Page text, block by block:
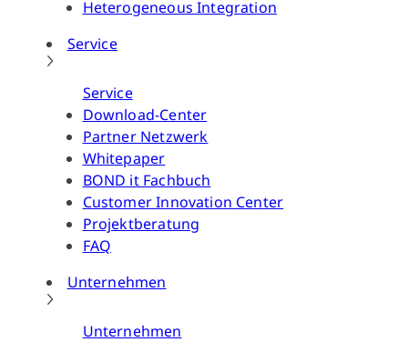
Heterogeneous Integration
Service
Service
Download-Center
Partner Netzwerk
Whitepaper
BOND it Fachbuch
Customer Innovation Center
Projektberatung
FAQ
Unternehmen
Unternehmen